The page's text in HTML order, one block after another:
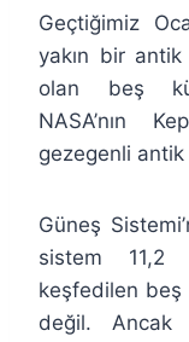
Geçtiğimiz
yakın bir antik
olan beş
NASA’nın
gezegenli antik
Güneş
sistem 11,2
keşfedilen beş
değil. Ancak